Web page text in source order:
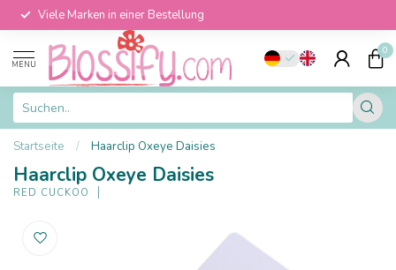
Viele Marken in einer Bestellung
MENU
0
Startseite / Haarclip Oxeye Daisies
Haarclip Oxeye Daisies
RED CUCKOO